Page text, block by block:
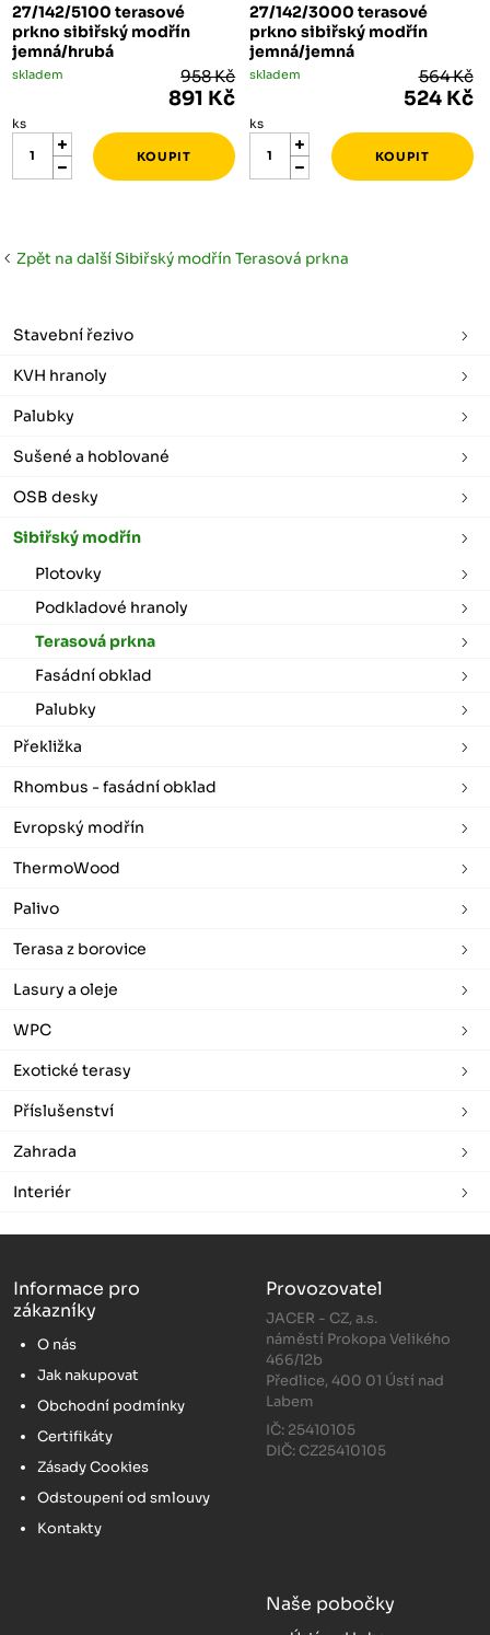
27/142/5100 terasové
prkno sibiřský modřín
jemná/hrubá
skladem 958 Kč
891 Kč
ks
27/142/3000 terasové
prkno sibiřský modřín
jemná/jemná
skladem 564 Kč
524 Kč
ks
Zpět na další Sibiřský modřín Terasová prkna
Stavební řezivo
KVH hranoly
Palubky
Sušené a hoblované
OSB desky
Sibiřský modřín
Plotovky
Podkladové hranoly
Terasová prkna
Fasádní obklad
Palubky
Překližka
Rhombus - fasádní obklad
Evropský modřín
ThermoWood
Palivo
Terasa z borovice
Lasury a oleje
WPC
Exotické terasy
Příslušenství
Zahrada
Interiér
Informace pro
zákazníky
O nás
Jak nakupovat
Obchodní podmínky
Certifikáty
Zásady Cookies
Odstoupení od smlouvy
Kontakty
Provozovatel
JACER - CZ, a.s.
náměstí Prokopa Velikého
466/12b
Předlice, 400 01 Ústí nad
Labem
IČ: 25410105
DIČ: CZ25410105
Naše pobočky